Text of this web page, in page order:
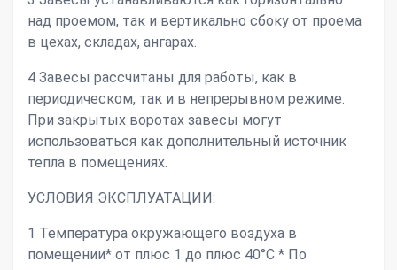
над проемом, так и вертикально сбоку от проема
в цехах, складах, ангарах.
4 Завесы рассчитаны для работы, как в
периодическом, так и в непрерывном режиме.
При закрытых воротах завесы могут
использоваться как дополнительный источник
тепла в помещениях.
УСЛОВИЯ ЭКСПЛУАТАЦИИ:
1 Температура окружающего воздуха в
помещении* от плюс 1 до плюс 40°С * По